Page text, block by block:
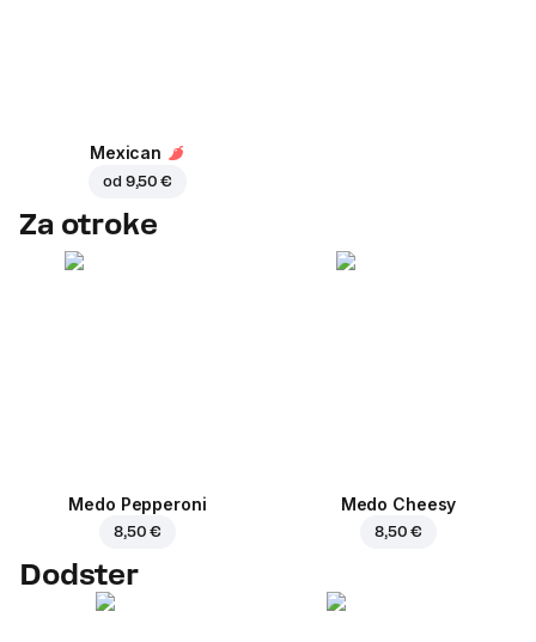
Mexican
od 9,50 €
Za otroke
Medo Pepperoni
8,50 €
Medo Cheesy
8,50 €
Dodster